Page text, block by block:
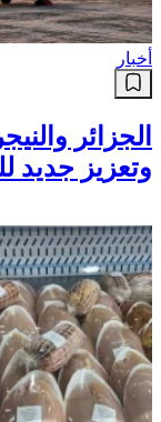
أخبار
وتعزيز جديد